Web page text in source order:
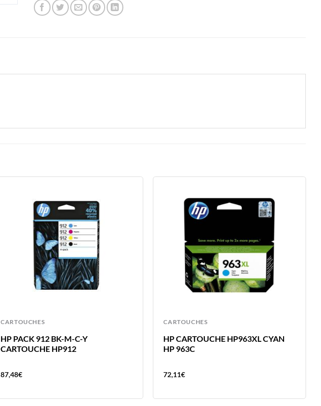
CARTOUCHES
HP PACK 912 BK-M-C-Y
CARTOUCHE HP912
87,48€
CARTOUCHES
HP CARTOUCHE HP963XL CYAN
HP 963C
72,11€